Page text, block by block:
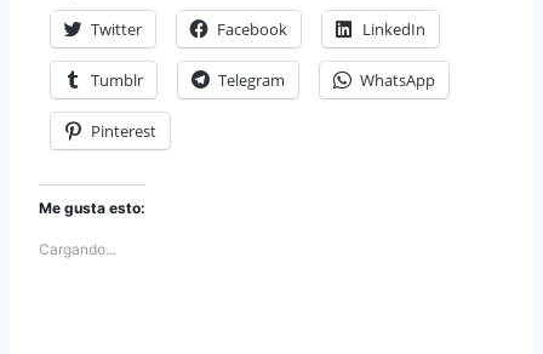
Twitter Facebook LinkedIn
Tumblr Telegram WhatsApp
Pinterest
Me gusta esto:
Cargando...